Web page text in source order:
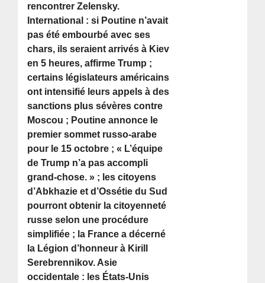
rencontrer Zelensky.
International : si Poutine n’avait
pas été embourbé avec ses
chars, ils seraient arrivés à Kiev
en 5 heures, affirme Trump ;
certains législateurs américains
ont intensifié leurs appels à des
sanctions plus sévères contre
Moscou ; Poutine annonce le
premier sommet russo-arabe
pour le 15 octobre ; « L’équipe
de Trump n’a pas accompli
grand-chose. » ; les citoyens
d’Abkhazie et d’Ossétie du Sud
pourront obtenir la citoyenneté
russe selon une procédure
simplifiée ; la France a décerné
la Légion d’honneur à Kirill
Serebrennikov. Asie
occidentale : les États-Unis